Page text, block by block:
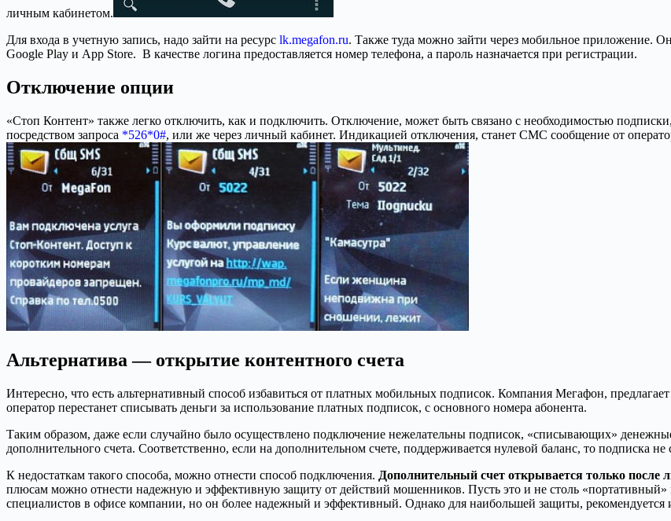
личным кабинетом.
Для входа в учетную запись, надо зайти на ресурс lk.megafon.ru. Также туда можно зайти через мобильное приложение.
Google Play и App Store. В качестве логина предоставляется номер телефона, а пароль назначается при регистрации.
Отключение опции
«Стоп Контент» также легко отключить, как и подключить. Отключение, может быть связано с необходимостью
посредством запроса *526*0#, или же через личный кабинет. Индикацией отключения, станет СМС сообщение от
Альтернатива — открытие контентного счета
Интересно, что есть альтернативный способ избавиться от платных мобильных подписок. Компания Мегафон,
оператор перестанет списывать деньги за использование платных подписок, с основного номера абонента.
Таким образом, даже если случайно было осуществлено подключение нежелательны подписок, «списывающих» денежные
дополнительного счета. Соответственно, если на дополнительном счете, поддерживается нулевой баланс, то подписка
К недостаткам такого способа, можно отнести способ подключения. Дополнительный счет открывается только после
плюсам можно отнести надежную и эффективную защиту от действий мошенников. Пусть это и не столь
специалистов в офисе компании, но он более надежный и эффективный. Однако для наибольшей защиты, рекомендуется